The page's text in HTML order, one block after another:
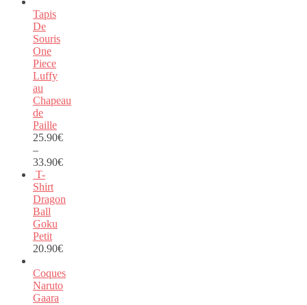
Tapis
De
Souris
One
Piece
Luffy
au
Chapeau
de
Paille
25.90€
–
33.90€
T-
Shirt
Dragon
Ball
Goku
Petit
20.90€
Coques
Naruto
Gaara